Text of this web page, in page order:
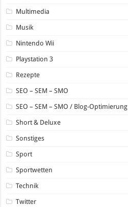
Multimedia
Musik
Nintendo Wii
Playstation 3
Rezepte
SEO – SEM – SMO
SEO – SEM – SMO / Blog-Optimierung
Short & Deluxe
Sonstiges
Sport
Sportwetten
Technik
Twitter